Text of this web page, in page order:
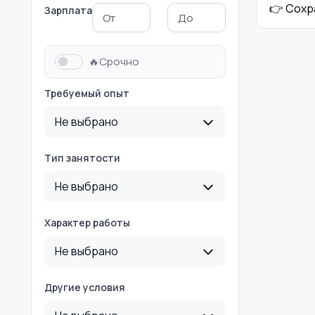
Медицина Начало карьеры
Производство
Рестораны и
Туризм и гостиницы
Зарплата
🔥Срочно
Требуемый опыт
Не выбрано
Тип занятости
Не выбрано
Характер работы
Не выбрано
Другие условия
👉